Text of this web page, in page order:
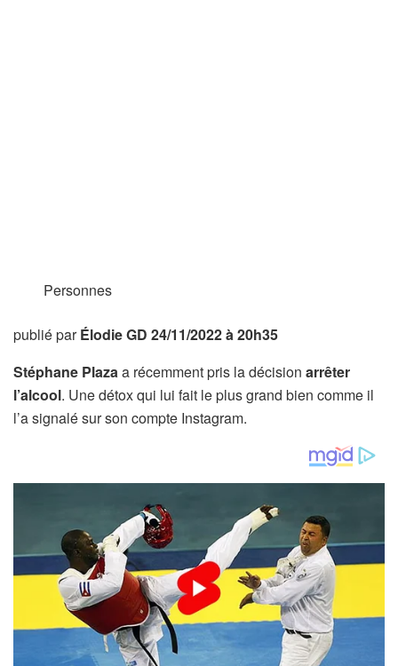
Personnes
publié parÉlodie GD 24/11/2022 à 20h35
Stéphane Plazaa récemment pris la décision arrêter
l’alcool. Une détox qui lui fait le plus grand bien comme il
l’a signalé sur son compte Instagram.